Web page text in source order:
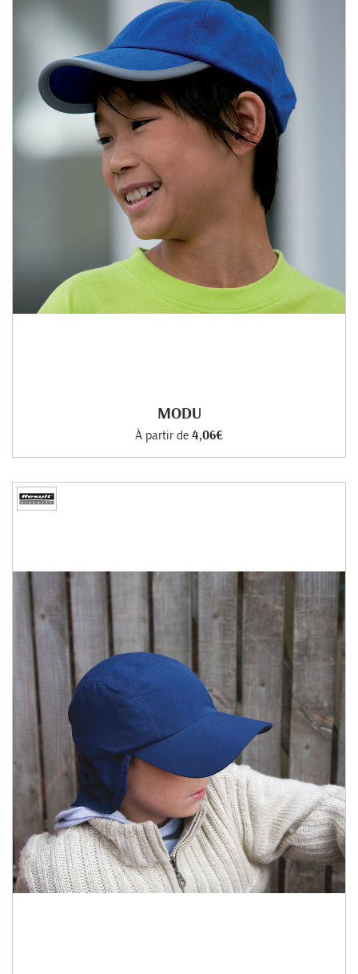
MODU
À partir de 4,06€